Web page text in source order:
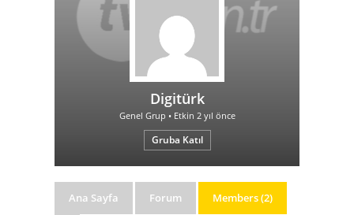
Digitürk
Genel Grup • Etkin 2 yıl önce
Gruba Katıl
Ana Sayfa Forum Members (2)